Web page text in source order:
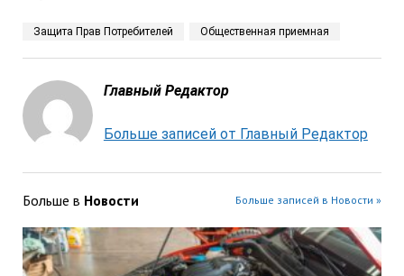
Защита Прав Потребителей Общественная приемная
Главный Редактор
Больше записей от Главный Редактор
Больше в Новости Больше записей в Новости »